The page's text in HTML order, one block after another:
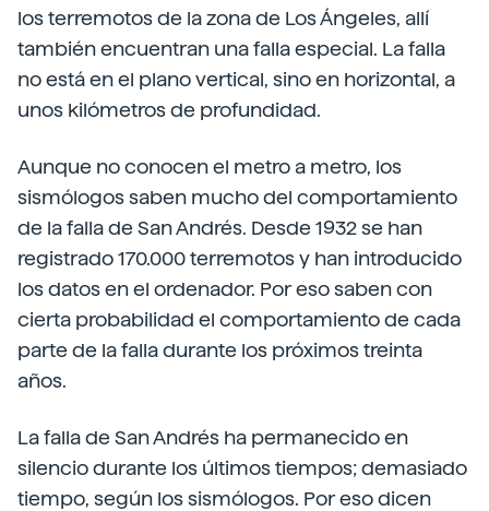
los terremotos de la zona de Los Ángeles, allí
también encuentran una falla especial. La falla
no está en el plano vertical, sino en horizontal, a
unos kilómetros de profundidad.
Aunque no conocen el metro a metro, los
sismólogos saben mucho del comportamiento
de la falla de San Andrés. Desde 1932 se han
registrado 170.000 terremotos y han introducido
los datos en el ordenador. Por eso saben con
cierta probabilidad el comportamiento de cada
parte de la falla durante los próximos treinta
años.
La falla de San Andrés ha permanecido en
silencio durante los últimos tiempos; demasiado
tiempo, según los sismólogos. Por eso dicen